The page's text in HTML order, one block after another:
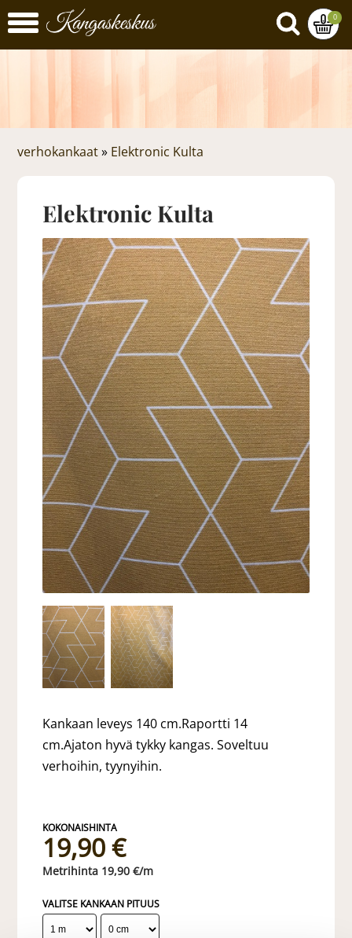
0
verhokankaat » Elektronic Kulta
Elektronic Kulta
Kankaan leveys 140 cm.Raportti 14
cm.Ajaton hyvä tykky kangas. Soveltuu
verhoihin, tyynyihin.
19,90 €
19,90 €/m
VALITSE KANKAAN PITUUS